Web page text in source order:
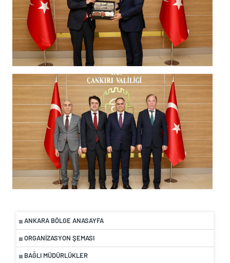
ANKARA BÖLGE ANASAYFA
ORGANIZASYON ŞEMASI
BAĞLI MÜDÜRLÜKLER